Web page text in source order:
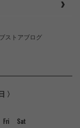
ストアブログ
〉
Fri
Sat